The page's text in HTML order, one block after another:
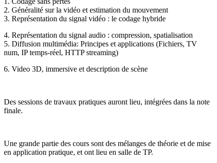
2. Généralité sur la vidéo et estimation du mouvement
3. Représentation du signal vidéo : le codage hybride
4. Représentation du signal audio : compression, spatialisation
5. Diffusion multimédia: Principes et applications (Fichiers, TV
num, IP temps-réel, HTTP streaming)
6. Video 3D, immersive et description de scène
Des sessions de travaux pratiques auront lieu, intégrées dans la note
finale.
Une grande partie des cours sont des mélanges de théorie et de mise
en application pratique, et ont lieu en salle de TP.